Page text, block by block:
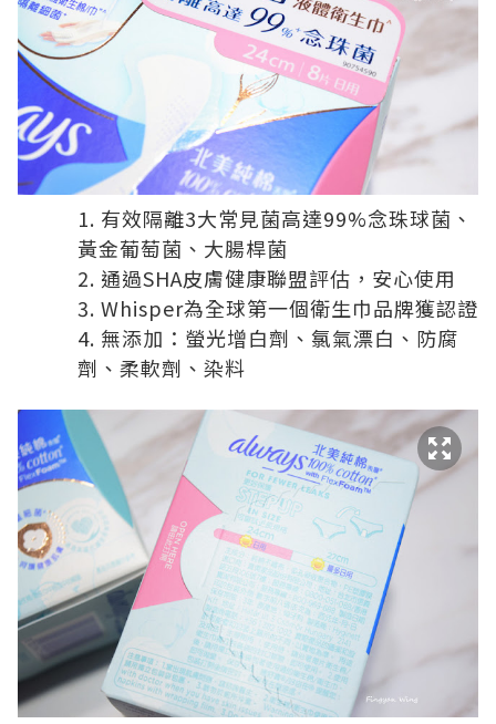
有效隔離3大常見菌高達99%念珠球菌、
黃金葡萄菌、大腸桿菌
通過SHA皮膚健康聯盟評估，安心使用
Whisper為全球第一個衛生巾品牌獲認證
無添加：螢光增白劑、氯氣漂白、防腐
劑、柔軟劑、染料